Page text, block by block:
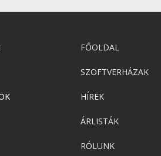
FŐOLDAL
SZOFTVERHÁZAK
HÍREK
ÁRLISTÁK
RÓLUNK